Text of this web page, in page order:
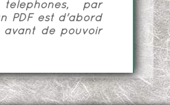
par
PDF est d'abord
avant de pouvoir